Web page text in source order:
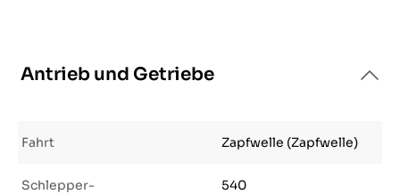
Antrieb und Getriebe
Fahrt Zapfwelle (Zapfwelle)
Schlepper-
540